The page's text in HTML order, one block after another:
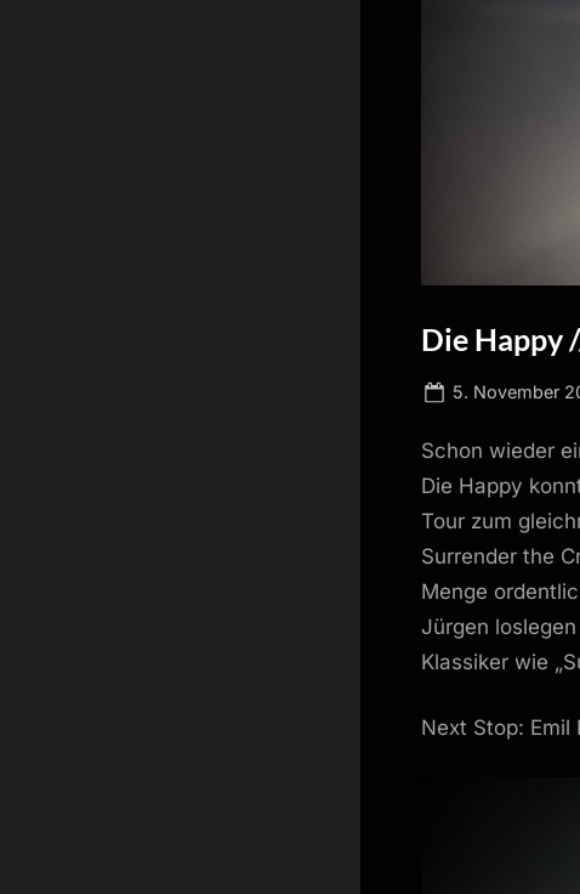
Die Happy
Posted
5. November
Schon wieder
Die Happy
Tour zum
Surrender the
Menge
Jürgen
Klassiker wie
Next Stop: Emil